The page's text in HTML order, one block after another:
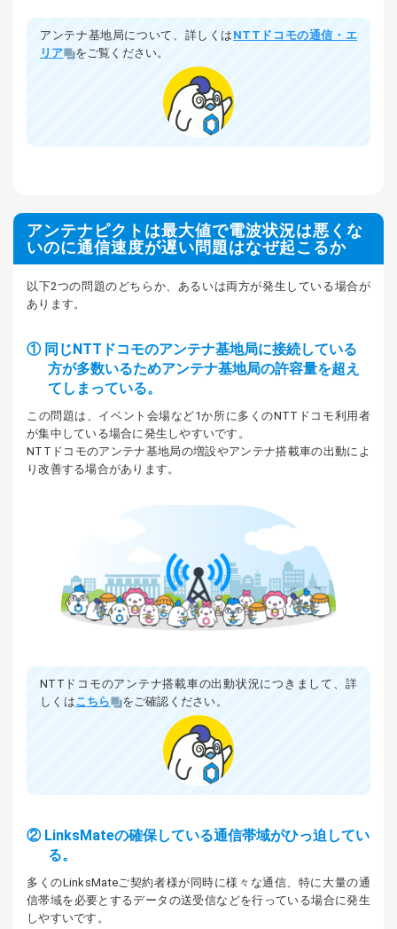
アンテナ基地局について、詳しくは NTTドコモの通信・エ
リア
をご覧ください。
アンテナピクトは最大値で電波状況は悪くな
いのに通信速度が遅い問題はなぜ起こるか
以下2つの問題のどちらか、あるいは両方が発生している場合が
あります。
① 同じNTTドコモのアンテナ基地局に接続している
方が多数いるためアンテナ基地局の許容量を超え
てしまっている。
この問題は、イベント会場など1か所に多くのNTTドコモ利用者
が集中している場合に発生しやすいです。
NTTドコモのアンテナ基地局の増設やアンテナ搭載車の出動によ
り改善する場合があります。
NTTドコモのアンテナ搭載車の出動状況につきまして、詳
しくはこちら をご確認ください。
② LinksMateの確保している通信帯域がひっ迫してい
る。
多くのLinksMateご契約者様が同時に様々な通信、特に大量の通
信帯域を必要とするデータの送受信などを行っている場合に発生
しやすいです。